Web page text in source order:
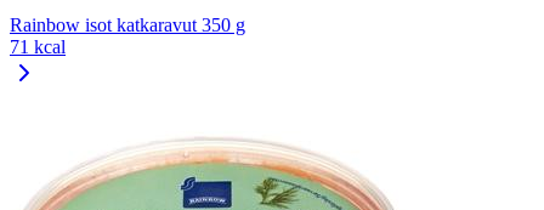
Rainbow isot katkaravut 350 g
71 kcal